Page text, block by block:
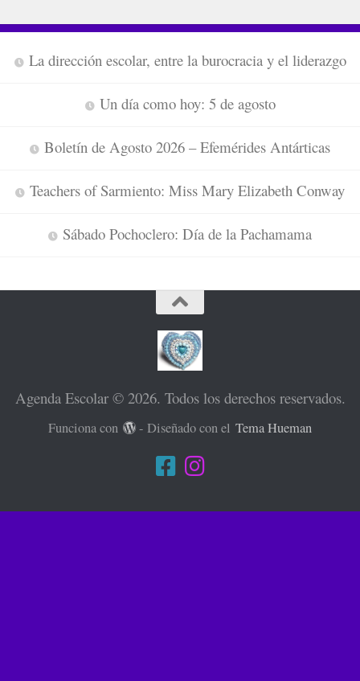
La dirección escolar, entre la burocracia y el liderazgo
Un día como hoy: 5 de agosto
Boletín de Agosto 2026 – Efemérides Antárticas
Teachers of Sarmiento: Miss Mary Elizabeth Conway
Sábado Pochoclero: Día de la Pachamama
Agenda Escolar © 2026. Todos los derechos reservados.
Funciona con - Diseñado con elTema Hueman